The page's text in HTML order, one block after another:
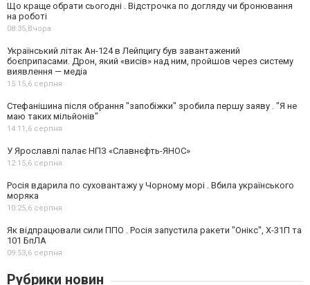
Що краще обрати сьогодні . Відстрочка по догляду чи бронювання
на роботі
08:35, Вчора
Український літак Ан-124 в Лейпцигу був завантажений
боєприпасами. Дрон, який «висів» над ним, пройшов через систему
виявлення — медіа
15:15,6 серпня
Стефанішина після обрання "запобіжки" зробила першу заяву . "Я не
маю таких мільйонів"
14:11,6 серпня
У Ярославлі палає НПЗ «Славнєфть-ЯНОС»
12:15,6 серпня
Росія вдарила по суховантажу у Чорному морі . Вбила українського
моряка
10:25,6 серпня
Як відпрацювали сили ППО . Росія запустила ракети "Онікс", Х-31П та
101 БпЛА
09:53,6 серпня
Рубрики новин